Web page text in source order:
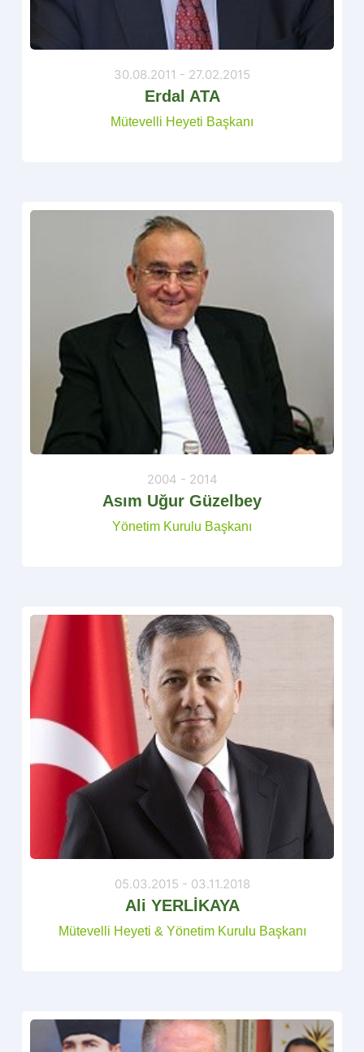
30.08.2011 - 27.02.2015
Erdal ATA
Mütevelli Heyeti Başkanı
2004 - 2014
Asım Uğur Güzelbey
Yönetim Kurulu Başkanı
05.03.2015 - 03.11.2018
Ali YERLİKAYA
Mütevelli Heyeti & Yönetim Kurulu Başkanı